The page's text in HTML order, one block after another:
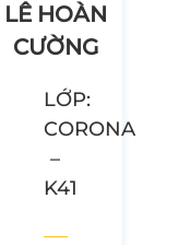
LÊ HOÀN
CƯỜNG
LỚP:
CORONA
–
K41